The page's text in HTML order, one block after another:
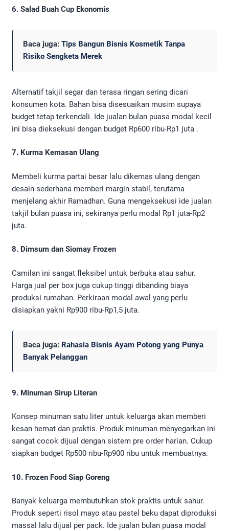
6. Salad Buah Cup Ekonomis
Baca juga: Tips Bangun Bisnis Kosmetik Tanpa
Risiko Sengketa Merek
Alternatif takjil segar dan terasa ringan sering dicari
konsumen kota. Bahan bisa disesuaikan musim supaya
budget tetap terkendali. Ide jualan bulan puasa modal kecil
ini bisa dieksekusi dengan budget Rp600 ribu-Rp1 juta .
7. Kurma Kemasan Ulang
Membeli kurma partai besar lalu dikemas ulang dengan
desain sederhana memberi margin stabil, terutama
menjelang akhir Ramadhan. Guna mengeksekusi ide jualan
takjil bulan puasa ini, sekiranya perlu modal Rp1 juta-Rp2
juta.
8. Dimsum dan Siomay Frozen
Camilan ini sangat fleksibel untuk berbuka atau sahur.
Harga jual per box juga cukup tinggi dibanding biaya
produksi rumahan. Perkiraan modal awal yang perlu
disiapkan yakni Rp900 ribu-Rp1,5 juta.
Baca juga: Rahasia Bisnis Ayam Potong yang Punya
Banyak Pelanggan
9. Minuman Sirup Literan
Konsep minuman satu liter untuk keluarga akan memberi
kesan hemat dan praktis. Produk minuman menyegarkan ini
sangat cocok dijual dengan sistem pre order harian. Cukup
siapkan budget Rp500 ribu-Rp900 ribu untuk membuatnya.
10. Frozen Food Siap Goreng
Banyak keluarga membutuhkan stok praktis untuk sahur.
Produk seperti risol mayo atau pastel beku dapat diproduksi
massal lalu dijual per pack. Ide jualan bulan puasa modal